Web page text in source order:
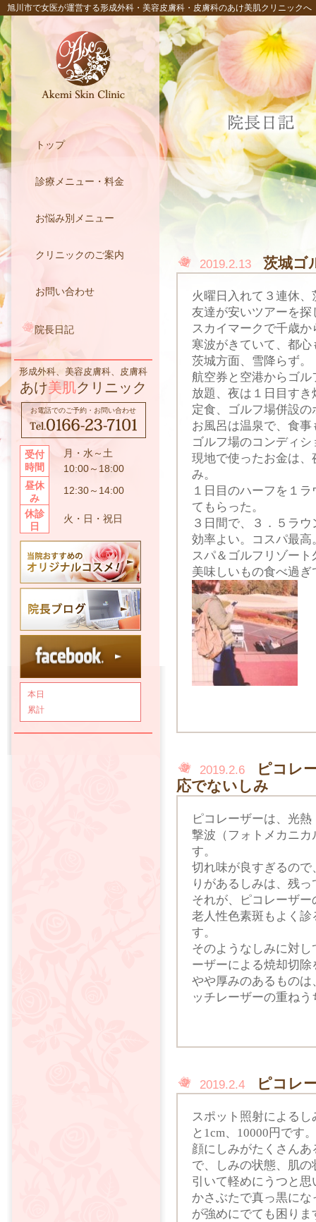
旭川市で女医が運営する形成外科・美容皮膚科・皮膚科のあけ美肌クリニックへ
トップ
診療メニュー・料金
お悩み別メニュー
クリニックのご案内
お問い合わせ
院長日記
形成外科、美容皮膚科、皮膚科
あけ美肌クリニック
お電話でのご予約・お問い合わせ
受付
時間
月・水～土
10:00～18:00
昼休
み
12:30～14:00
休診
日
火・日・祝日
本日
累計
2019.2.13 茨城ゴ
火曜日入れて３連休
友達が安いツアーを
スカイマークで千歳
寒波がきていて、都
茨城方面、雪降らず。
航空券と空港からゴ
放題、夜は１日目す
定食、ゴルフ場併設
お風呂は温泉で、食
ゴルフ場のコンディ
現地で使ったお金は
み。
１日目のハーフを１
てもらった。
３日間で、３．５ラ
効率よい。コスパ最高
スパ＆ゴルフリゾート
美味しいもの食べ過
2019.2.6
ピコレ
応でないしみ
ピコレーザーは、光
撃波（フォトメカニ
す。
切れ味が良すぎるの
りがあるしみは、残
それが、ピコレーザ
老人性色素斑もよく
す。
そのようなしみに対
ーザーによる焼却切
やや厚みのあるもの
ッチレーザーの重ね
2019.2.4 ピコレ
スポット照射による
と1cm、10000円です。
顔にしみがたくさん
で、しみの状態、肌
引いて軽めにうつと思
かさぶたで真っ黒に
が強めにでても困り